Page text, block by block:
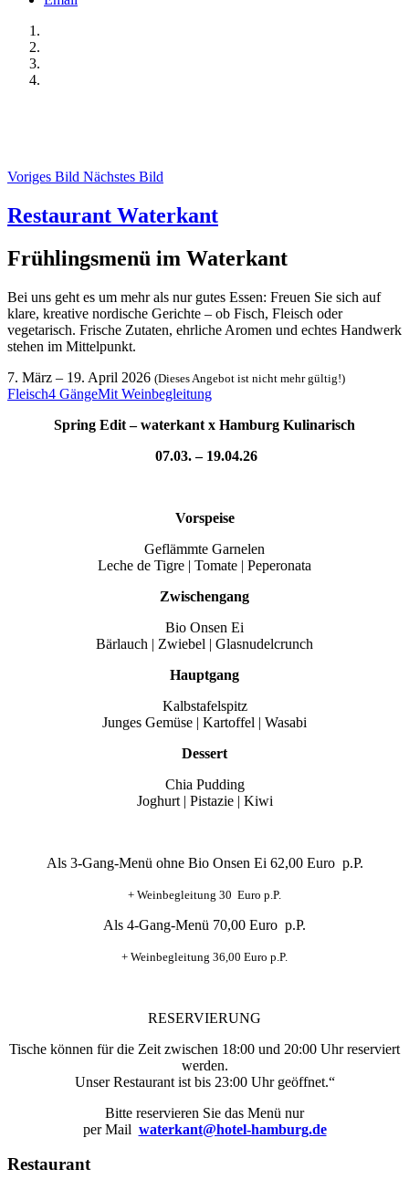
Voriges Bild Nächstes Bild
Restaurant Waterkant
Frühlingsmenü im Waterkant
Bei uns geht es um mehr als nur gutes Essen: Freuen Sie sich auf
klare, kreative nordische Gerichte – ob Fisch, Fleisch oder
vegetarisch. Frische Zutaten, ehrliche Aromen und echtes Handwerk
stehen im Mittelpunkt.
7. März – 19. April 2026 (Dieses Angebot ist nicht mehr gültig!)
Fleisch4 GängeMit Weinbegleitung
Spring Edit – waterkant x Hamburg Kulinarisch
07.03. – 19.04.26
Vorspeise
Geflämmte Garnelen
Leche de Tigre | Tomate | Peperonata
Zwischengang
Bio Onsen Ei
Bärlauch | Zwiebel | Glasnudelcrunch
Hauptgang
Kalbstafelspitz
Junges Gemüse | Kartoffel | Wasabi
Dessert
Chia Pudding
Joghurt | Pistazie | Kiwi
Als 3-Gang-Menü ohne Bio Onsen Ei 62,00 Euro p.P.
+ Weinbegleitung 30 Euro p.P.
Als 4-Gang-Menü 70,00 Euro p.P.
+ Weinbegleitung 36,00 Euro p.P.
RESERVIERUNG
Tische können für die Zeit zwischen 18:00 und 20:00 Uhr reserviert
werden.
Unser Restaurant ist bis 23:00 Uhr geöffnet.“
Bitte reservieren Sie das Menü nur
per Mail waterkant@hotel-hamburg.de
Restaurant